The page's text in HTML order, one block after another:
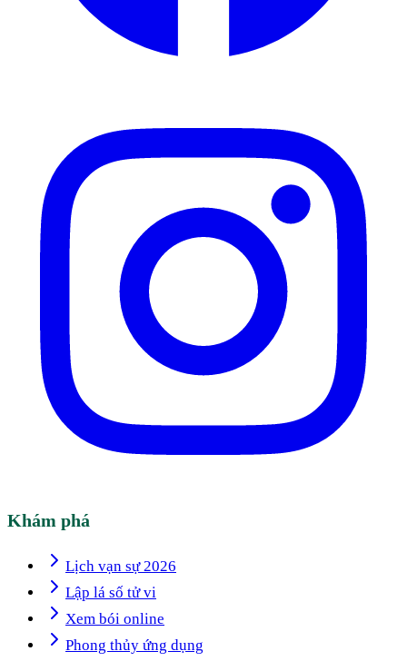
Khám phá
Lịch vạn sự 2026
Lập lá số tử vi
Xem bói online
Phong thủy ứng dụng